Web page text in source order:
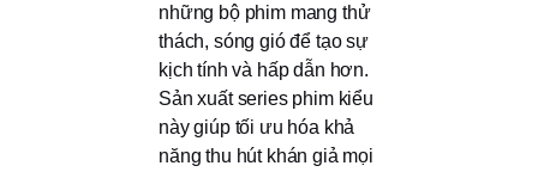
những bộ phim mang thử
thách, sóng gió để tạo sự
kịch tính và hấp dẫn hơn.
Sản xuất series phim kiểu
này giúp tối ưu hóa khả
năng thu hút khán giả mọi